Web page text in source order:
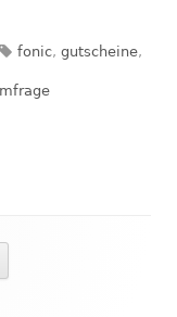
Schlagwörter
fonic, gutscheine,